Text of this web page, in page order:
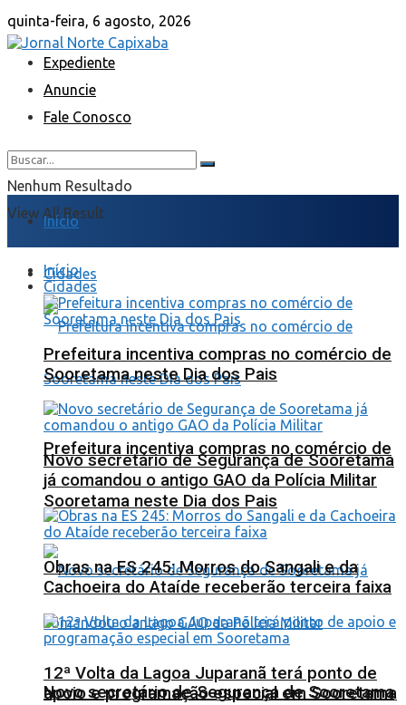
quinta-feira, 6 agosto, 2026
Expediente
Anuncie
Fale Conosco
Nenhum Resultado
View All Result
Início
Cidades
Prefeitura incentiva compras no comércio de
Sooretama neste Dia dos Pais
Novo secretário de Segurança de Sooretama
Início
Cidades
Prefeitura incentiva compras no comércio de
Sooretama neste Dia dos Pais
Novo secretário de Segurança de Sooretama
já comandou o antigo GAO da Polícia Militar
Obras na ES 245: Morros do Sangali e da
Cachoeira do Ataíde receberão terceira faixa
12ª Volta da Lagoa Juparanã terá ponto de
apoio e programação especial em Sooretama